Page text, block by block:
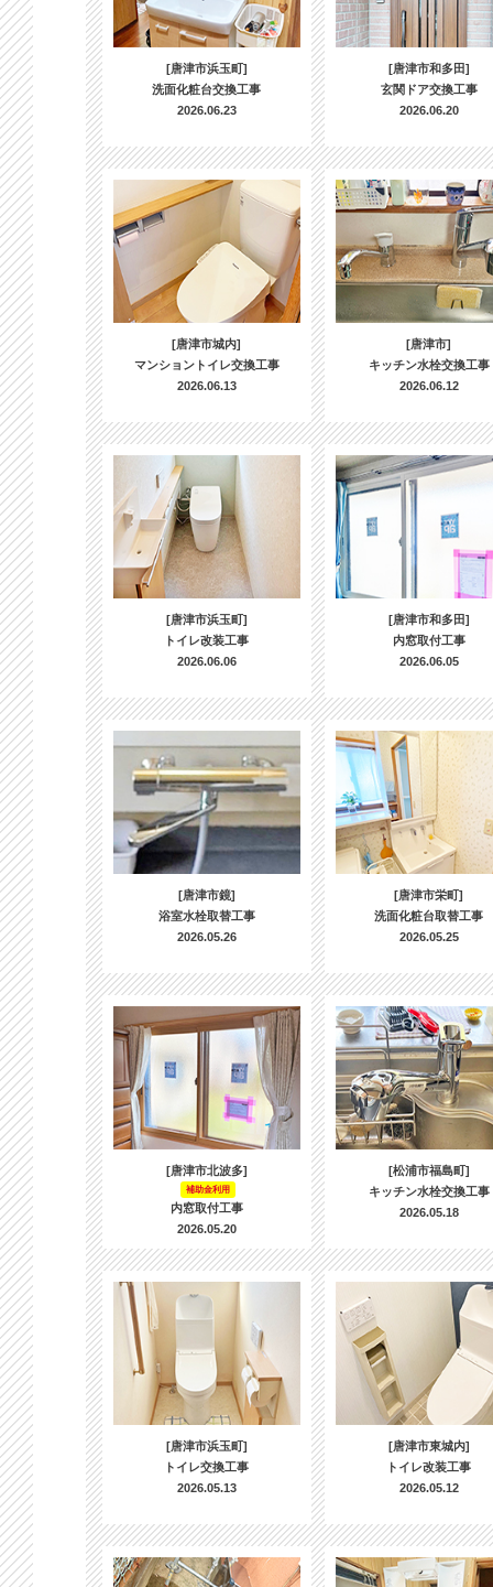
[唐津市浜玉町]
洗面化粧台交換工事
2026.06.23
[唐津市和多田]
玄関ドア交換工事
2026.06.20
[唐津市城内]
マンショントイレ交換工事
2026.06.13
[唐津市]
キッチン水栓交換工事
2026.06.12
[唐津市浜玉町]
トイレ改装工事
2026.06.06
[唐津市和多田]
内窓取付工事
2026.06.05
[唐津市鏡]
浴室水栓取替工事
2026.05.26
[唐津市栄町]
洗面化粧台取替工事
2026.05.25
[唐津市北波多]
補助金利用
内窓取付工事
2026.05.20
[松浦市福島町]
キッチン水栓交換工事
2026.05.18
[唐津市浜玉町]
トイレ交換工事
2026.05.13
[唐津市東城内]
トイレ改装工事
2026.05.12